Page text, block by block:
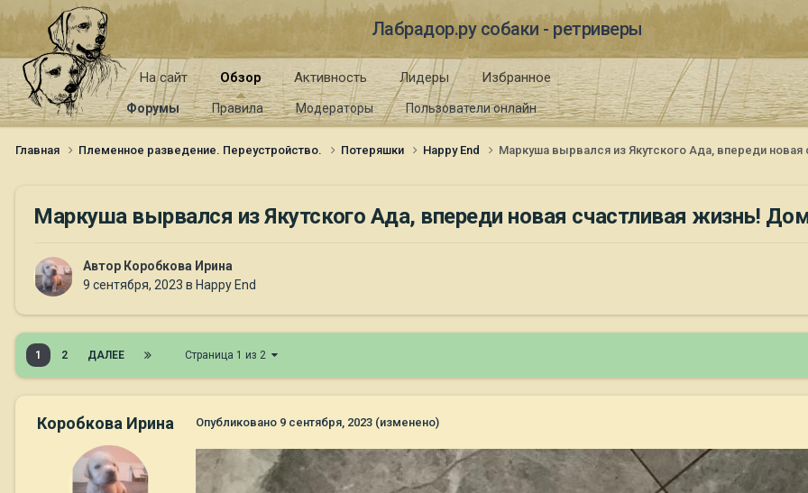
Лабрадор.ру собаки - ретриверы
На сайт Обзор
Форумы Правила Модераторы Пользователи онлайн
Активность Лидеры Избранное
Главная Племенное разведение. Переустройство. Потеряшки Happy End Маркуша вырвался из Якутского Ада, впереди
Маркуша вырвался из Якутского Ада, впереди новая счастливая жизнь!
Автор Коробкова Ирина
9 сентября, 2023 в Happy End
1 2 ДАЛЕЕ Страница 1 из 2
Коробкова Ирина Опубликовано 9 сентября, 2023 (изменено)